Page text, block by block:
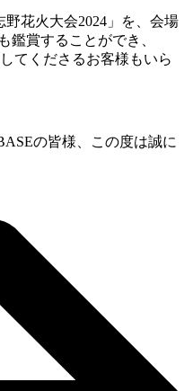
花火大会2024」を、会場
鑑賞することができ、
てくださるお客様もいら
の皆様、この度は誠に